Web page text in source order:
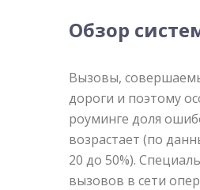
Обзор
Вызовы,
дороги и поэтому
роуминге доля
возрастает (по
20 до 50%).
вызовов в сети